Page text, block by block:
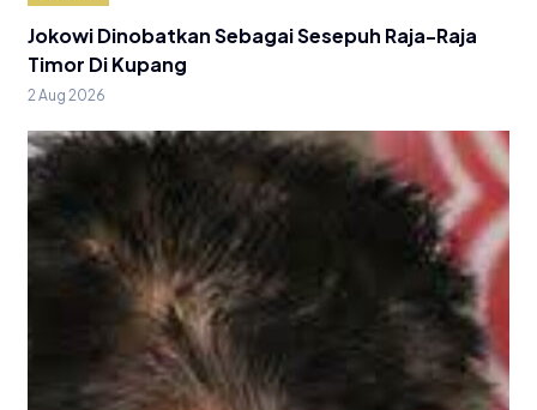
Jokowi Dinobatkan Sebagai Sesepuh Raja-Raja
Timor Di Kupang
2 Aug 2026